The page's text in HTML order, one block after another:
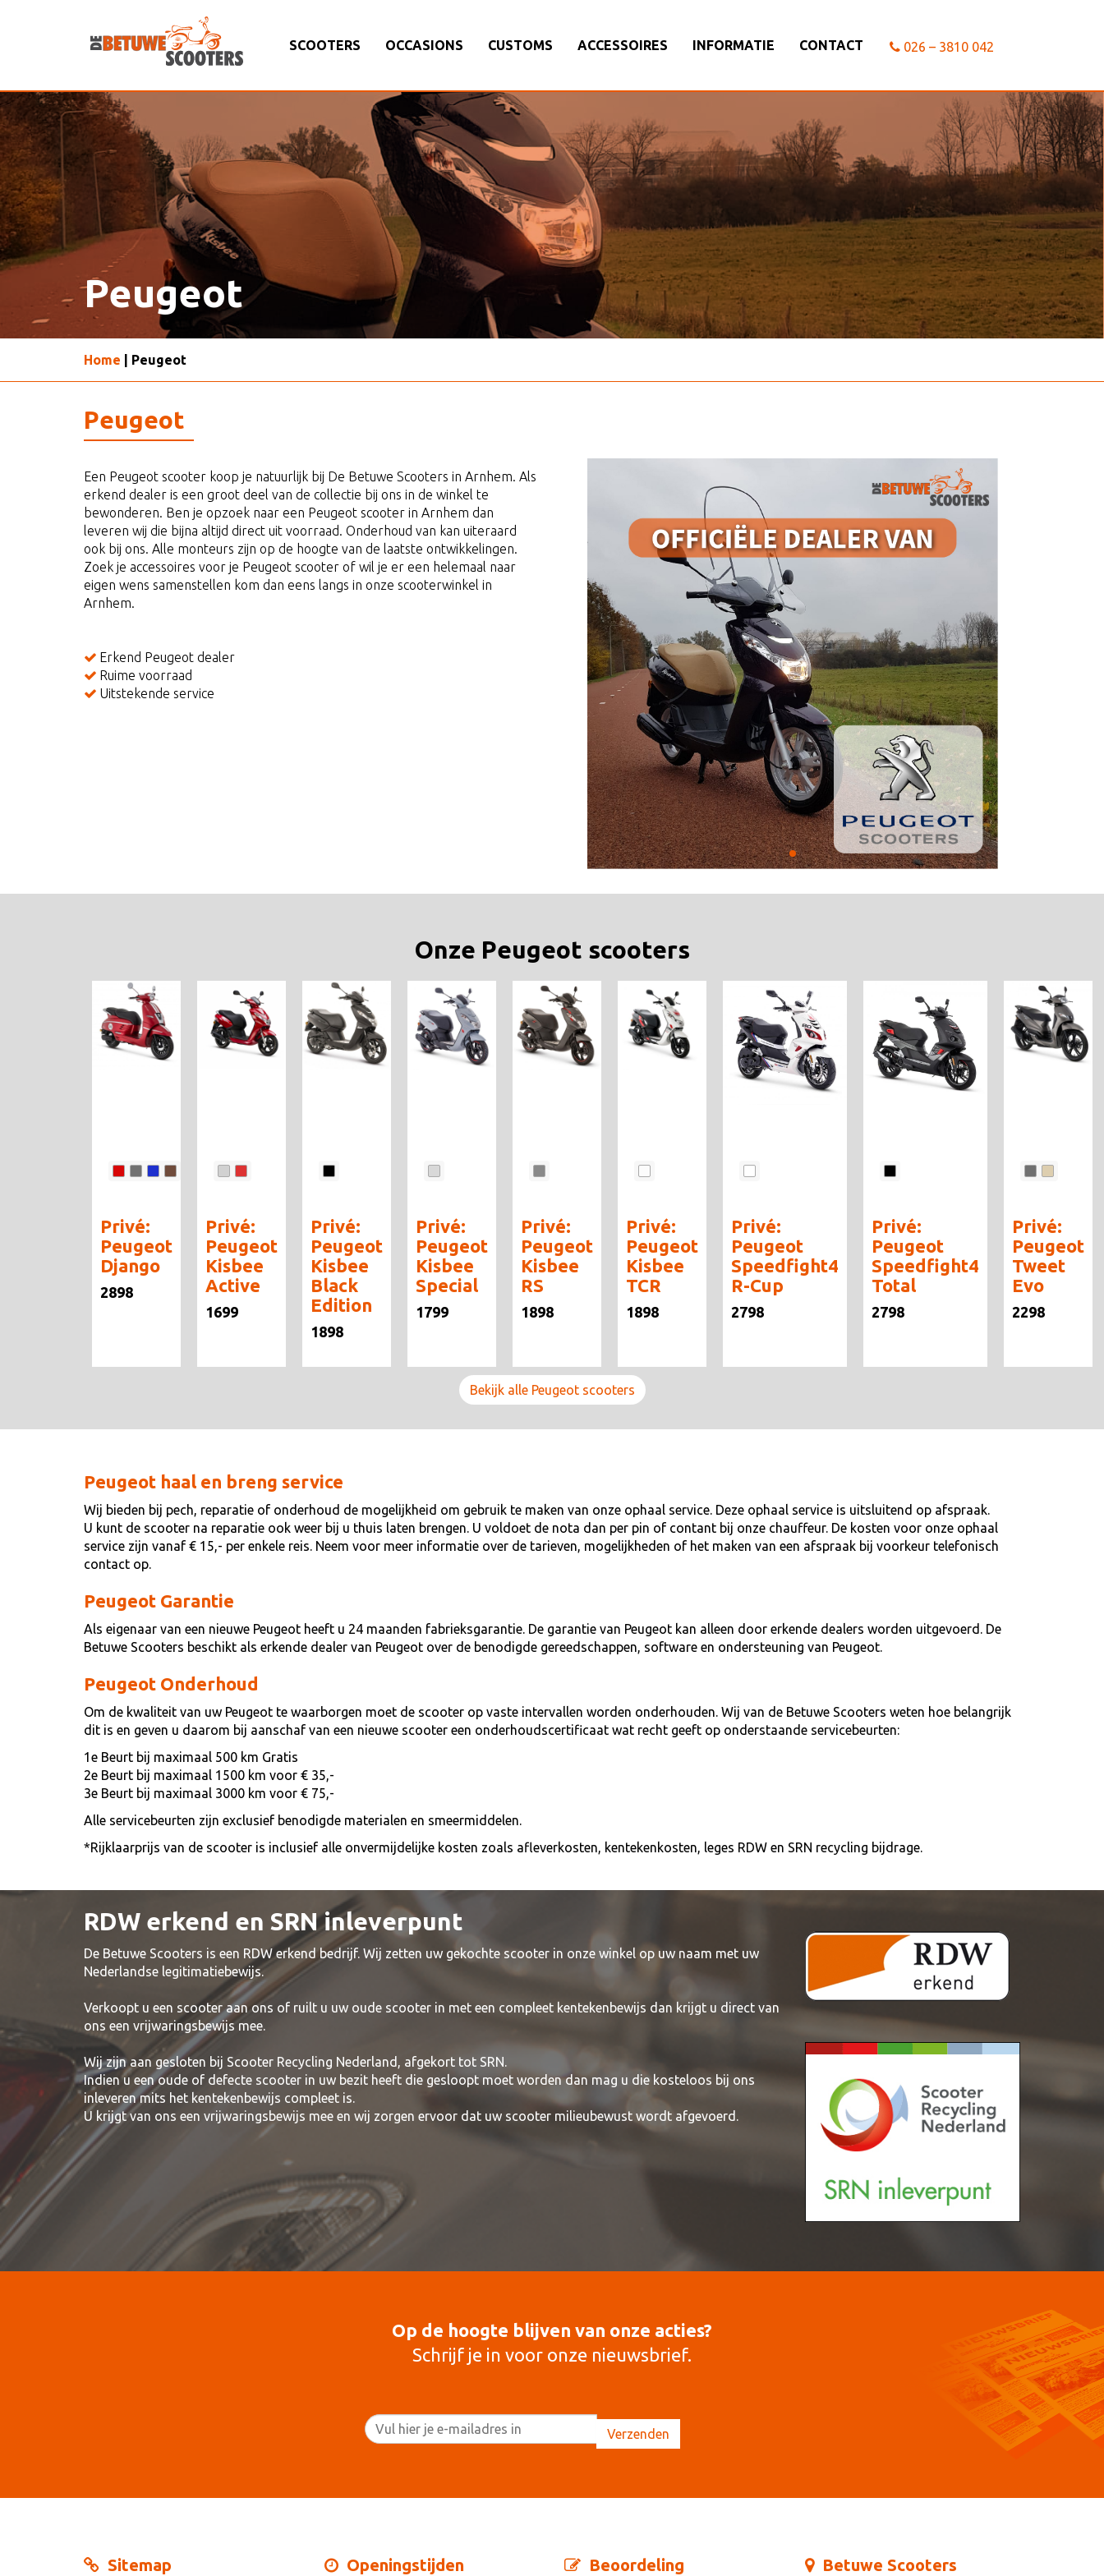
SCOOTERS OCCASIONS CUSTOMS ACCESSOIRES INFORMATIE CONTACT 026 – 3810 042
Peugeot
Home | Peugeot
Peugeot
Een Peugeot scooter koop je natuurlijk bij De Betuwe Scooters in Arnhem. Als
erkend dealer is een groot deel van de collectie bij ons in de winkel te
bewonderen. Ben je opzoek naar een Peugeot scooter in Arnhem dan
leveren wij die bijna altijd direct uit voorraad. Onderhoud van kan uiteraard
ook bij ons. Alle monteurs zijn op de hoogte van de laatste ontwikkelingen.
Zoek je accessoires voor je Peugeot scooter of wil je er een helemaal naar
eigen wens samenstellen kom dan eens langs in onze scooterwinkel in
Arnhem.
Erkend Peugeot dealer
Ruime voorraad
Uitstekende service
Onze Peugeot scooters
Privé:
Peugeot
Django
2898
Privé:
Peugeot
Kisbee
Active
1699
Privé:
Peugeot
Kisbee
Black
Edition
1898
Privé:
Peugeot
Kisbee
Special
1799
Privé:
Peugeot
Kisbee
RS
1898
Privé:
Peugeot
Kisbee
TCR
1898
Privé:
Peugeot
Speedfight4
R-Cup
2798
Privé:
Peugeot
Speedfight4
Total
2798
Privé:
Peugeot
Tweet
Evo
2298
Bekijk alle Peugeot scooters
Peugeot haal en breng service
Wij bieden bij pech, reparatie of onderhoud de mogelijkheid om gebruik te maken van onze ophaal service. Deze ophaal service is uitsluitend op afspraak.
U kunt de scooter na reparatie ook weer bij u thuis laten brengen. U voldoet de nota dan per pin of contant bij onze chauffeur. De kosten voor onze ophaal
service zijn vanaf € 15,- per enkele reis. Neem voor meer informatie over de tarieven, mogelijkheden of het maken van een afspraak bij voorkeur telefonisch
contact op.
Peugeot Garantie
Als eigenaar van een nieuwe Peugeot heeft u 24 maanden fabrieksgarantie. De garantie van Peugeot kan alleen door erkende dealers worden uitgevoerd. De
Betuwe Scooters beschikt als erkende dealer van Peugeot over de benodigde gereedschappen, software en ondersteuning van Peugeot.
Peugeot Onderhoud
Om de kwaliteit van uw Peugeot te waarborgen moet de scooter op vaste intervallen worden onderhouden. Wij van de Betuwe Scooters weten hoe belangrijk
dit is en geven u daarom bij aanschaf van een nieuwe scooter een onderhoudscertificaat wat recht geeft op onderstaande servicebeurten:
1e Beurt bij maximaal 500 km Gratis
2e Beurt bij maximaal 1500 km voor € 35,-
3e Beurt bij maximaal 3000 km voor € 75,-
Alle servicebeurten zijn exclusief benodigde materialen en smeermiddelen.
*Rijklaarprijs van de scooter is inclusief alle onvermijdelijke kosten zoals afleverkosten, kentekenkosten, leges RDW en SRN recycling bijdrage.
RDW erkend en SRN inleverpunt
De Betuwe Scooters is een RDW erkend bedrijf. Wij zetten uw gekochte scooter in onze winkel op uw naam met uw
Nederlandse legitimatiebewijs.
Verkoopt u een scooter aan ons of ruilt u uw oude scooter in met een compleet kentekenbewijs dan krijgt u direct van
ons een vrijwaringsbewijs mee.
Wij zijn aan gesloten bij Scooter Recycling Nederland, afgekort tot SRN.
Indien u een oude of defecte scooter in uw bezit heeft die gesloopt moet worden dan mag u die kosteloos bij ons
inleveren mits het kentekenbewijs compleet is.
U krijgt van ons een vrijwaringsbewijs mee en wij zorgen ervoor dat uw scooter milieubewust wordt afgevoerd.
Op de hoogte blijven van onze acties?
Schrijf je in voor onze nieuwsbrief.
Sitemap Openingstijden Beoordeling Betuwe Scooters